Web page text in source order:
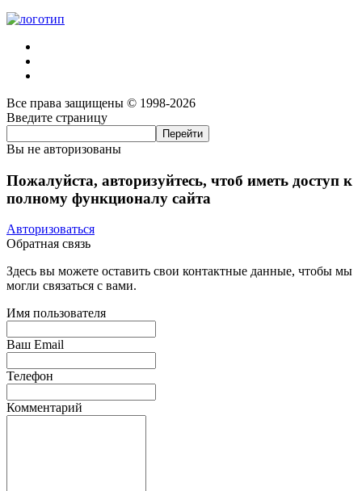
Все права защищены © 1998-2026
Введите страницу
Вы не авторизованы
Пожалуйста, авторизуйтесь, чтоб иметь доступ к
полному функционалу сайта
Авторизоваться
Обратная связь
Здесь вы можете оставить свои контактные данные, чтобы мы
могли связаться с вами.
Имя пользователя
Ваш Email
Телефон
Комментарий